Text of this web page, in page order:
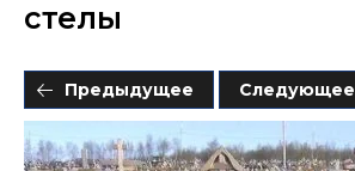
стелы
Предыдущее Следующее